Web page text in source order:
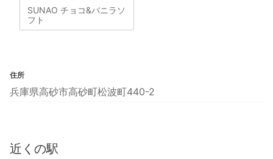
SUNAO チョコ&バニラソ
フト
住所
兵庫県高砂市高砂町松波町440-2
近くの駅